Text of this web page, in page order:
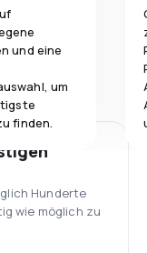
und eine
um
finden.
Hunderte
wie möglich zu